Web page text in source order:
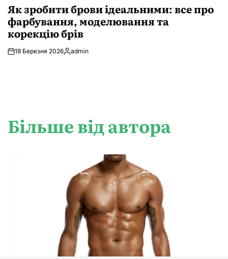
Як зробити брови ідеальними: все про
фарбування, моделювання та
корекцію брів
18 Березня 2026Опубліковано
admin
Більше від автора